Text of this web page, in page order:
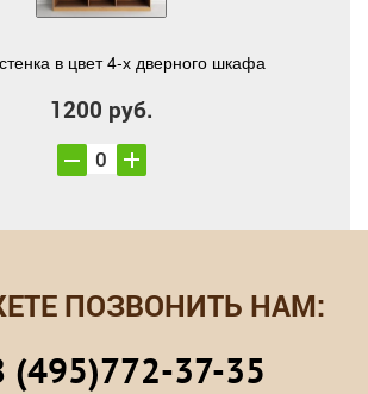
в цвет 4-х дверного шкафа
1200 руб.
ПОЗВОНИТЬ НАМ:
(495)772-37-35